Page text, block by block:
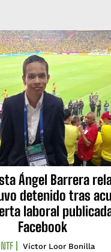
Ángel Barrera
detenido tras
laboral
Facebook
Víctor Loor Bonilla